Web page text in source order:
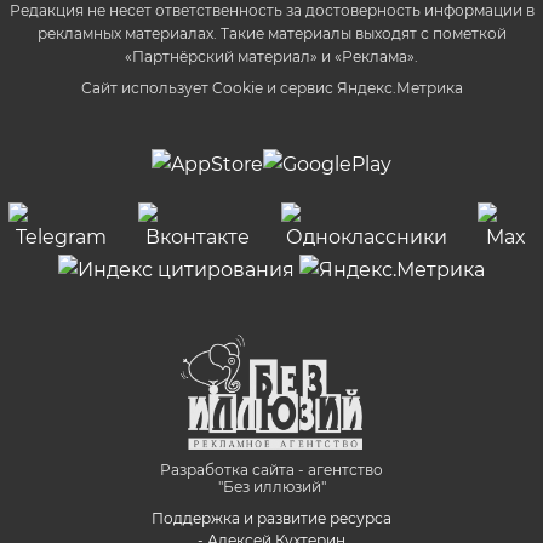
Редакция не несет ответственность за достоверность информации в
рекламных материалах. Такие материалы выходят с пометкой
«Партнёрский материал» и «Реклама».
Сайт использует Cookie и сервиc Яндекс.Метрика
Разработка сайта - агентство
"Без иллюзий"
Поддержка и развитие ресурса